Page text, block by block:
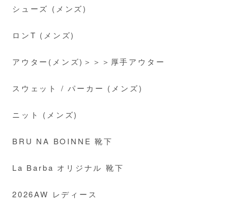
シューズ (メンズ)
ロンT (メンズ)
アウター(メンズ)＞＞＞厚手アウター
スウェット / パーカー (メンズ)
ニット (メンズ)
BRU NA BOINNE 靴下
La Barba オリジナル 靴下
2026AW レディース